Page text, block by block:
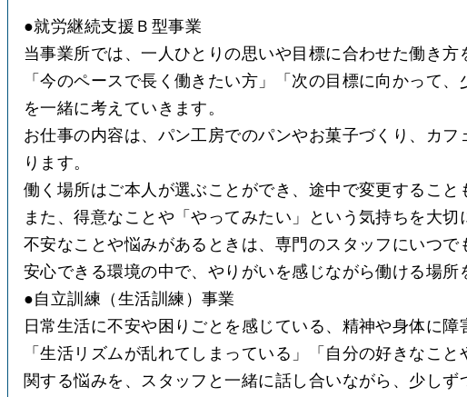
●就労継続支援Ｂ型事業
当事業所では、一人ひとりの思いや目標に合わせた働き方
「今のペースで長く働きたい方」「次の目標に向かって
を一緒に考えていきます。
お仕事の内容は、パン工房でのパンやお菓子づくり、カ
ります。
働く場所はご本人が選ぶことができ、途中で変更すること
また、得意なことや「やってみたい」という気持ちを大
不安なことや悩みがあるときは、専門のスタッフにいつ
●自立訓練（生活訓練）事業
日常生活に不安や困りごとを感じている、精神や身体に
「生活リズムが乱れてしまっている」「自分の好きなこ
関する悩みを、スタッフと一緒に話し合いながら、少しず